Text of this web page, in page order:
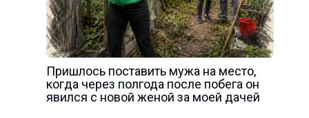
Пришлось поставить мужа на место,
когда через полгода после побега он
явился с новой женой за моей дачей